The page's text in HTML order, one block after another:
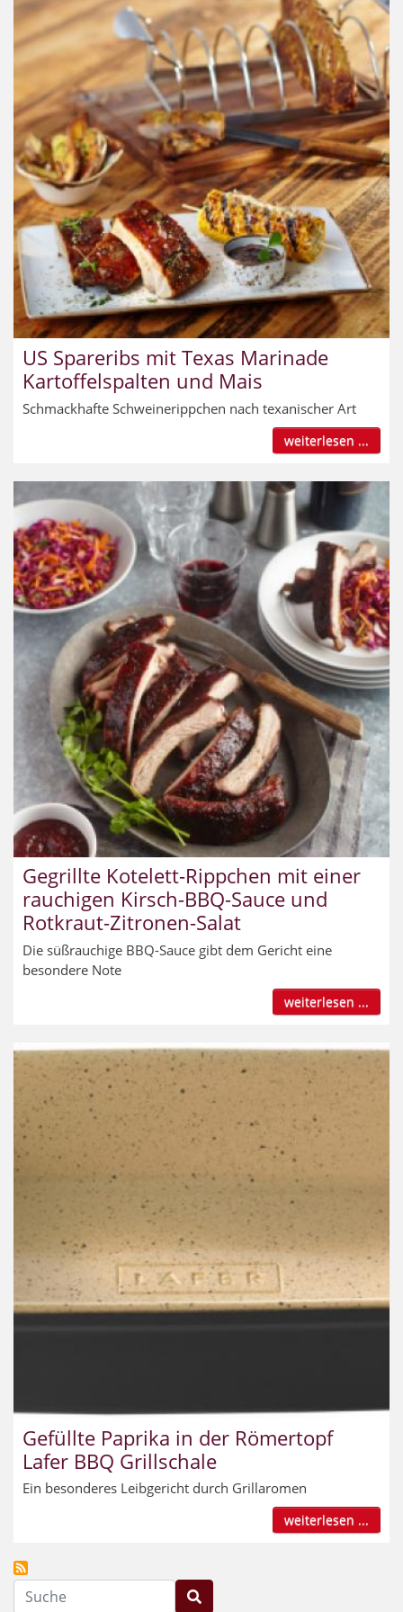
US Spareribs mit Texas Marinade
Kartoffelspalten und Mais
Schmackhafte Schweinerippchen nach texanischer Art
weiterlesen ...
Gegrillte Kotelett-Rippchen mit einer
rauchigen Kirsch-BBQ-Sauce und
Rotkraut-Zitronen-Salat
Die süßrauchige BBQ-Sauce gibt dem Gericht eine
besondere Note
weiterlesen ...
Gefüllte Paprika in der Römertopf
Lafer BBQ Grillschale
Ein besonderes Leibgericht durch Grillaromen
weiterlesen ...
Suche